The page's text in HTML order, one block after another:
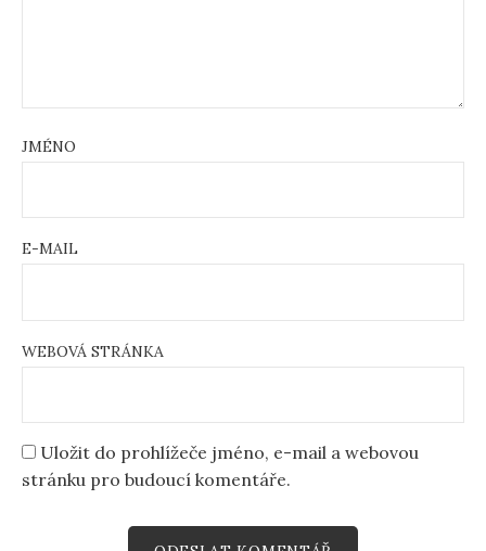
JMÉNO
E-MAIL
WEBOVÁ STRÁNKA
Uložit do prohlížeče jméno, e-mail a webovou
stránku pro budoucí komentáře.